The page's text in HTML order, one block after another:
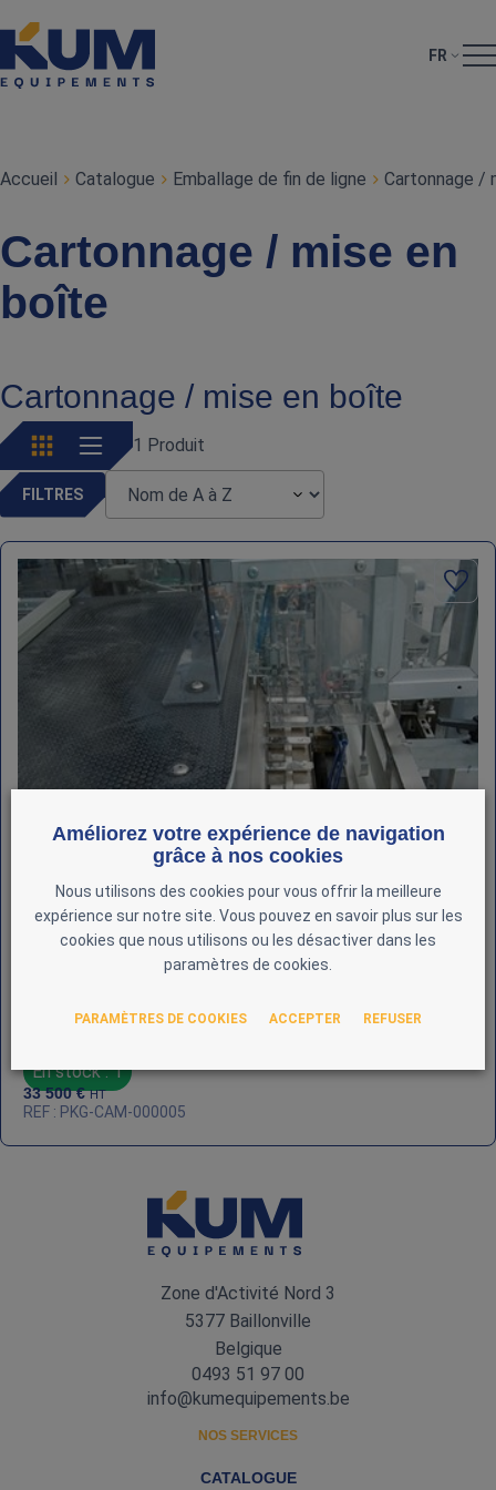
FR
Accueil Catalogue Emballage de fin de ligne Cartonnage /
Cartonnage / mise en
boîte
Cartonnage / mise en boîte
1 Produit
FILTRES
En stock : 1
33 500€ HT
REF : PKG-CAM-000005
Zone d'Activité Nord 3
5377 Baillonville
Belgique
0493 51 97 00
info@kumequipements.be
NOS SERVICES
CATALOGUE
Améliorez votre expérience de navigation
grâce à nos cookies
Nous utilisons des cookies pour vous offrir la meilleure
expérience sur notre site. Vous pouvez en savoir plus sur les
cookies que nous utilisons ou les désactiver dans les
paramètres de cookies.
PARAMÈTRES DE COOKIES ACCEPTER REFUSER